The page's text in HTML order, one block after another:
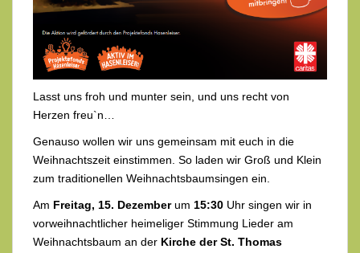
Lasst uns froh und munter sein, und uns recht von
Herzen freu`n…
Genauso wollen wir uns gemeinsam mit euch in die
Weihnachtszeit einstimmen. So laden wir Groß und Klein
zum traditionellen Weihnachtsbaumsingen ein.
Am Freitag, 15. Dezemberum 15:30 Uhr singen wir in
vorweihnachtlicher heimeliger Stimmung Lieder am
Weihnachtsbaum an der Kirche der St. Thomas